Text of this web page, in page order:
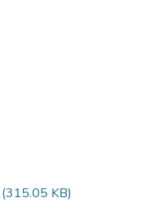
(315.05 KB)